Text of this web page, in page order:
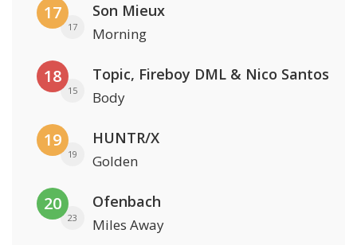
17
17
Son Mieux
Morning
18
15
Topic, Fireboy DML & Nico Santos
Body
19
19
HUNTR/X
Golden
20
23
Ofenbach
Miles Away